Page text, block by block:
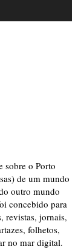
sobre o Porto
de um mundo
outro mundo
concebido para
revistas, jornais,
folhetos,
no mar digital.